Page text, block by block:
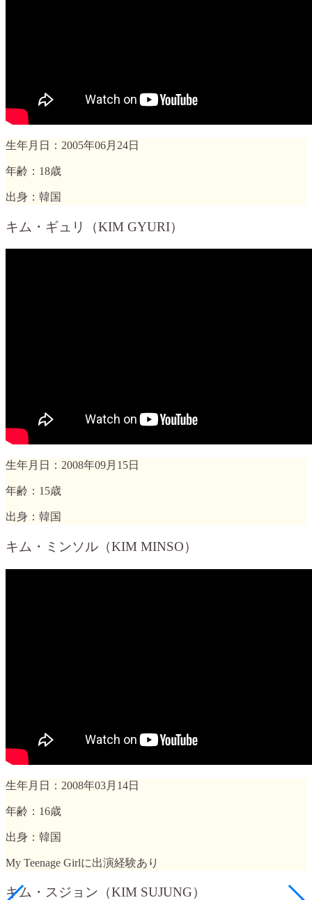
生年月日：2005年06月24日
年齢：18歳
出身：韓国
キム・ギュリ（KIM GYURI）
生年月日：2008年09月15日
年齢：15歳
出身：韓国
キム・ミンソル（KIM MINSO）
生年月日：2008年03月14日
年齢：16歳
出身：韓国
My Teenage Girlに出演経験あり
キム・スジョン（KIM SUJUNG）